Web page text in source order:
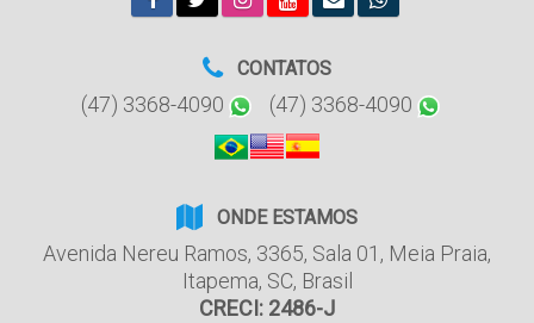
CONTATOS
(47) 3368-4090 (47) 3368-4090
ONDE ESTAMOS
Avenida Nereu Ramos, 3365, Sala 01 , Meia Praia,
Itapema, SC, Brasil
CRECI: 2486-J